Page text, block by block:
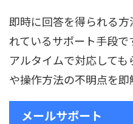
即時に回答を得られる
れているサポート手段
アルタイムで対応して
や操作方法の不明点を即
メールサポート